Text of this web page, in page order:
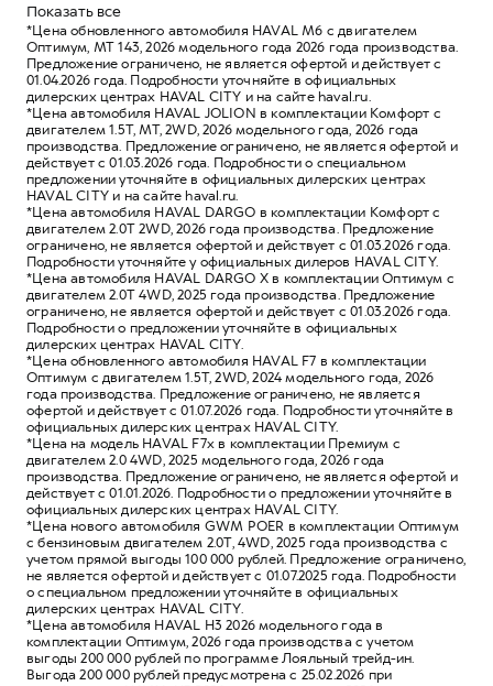
Показать все
*Цена обновленного автомобиля HAVAL M6 с двигателем
Оптимум, MT 143, 2026 модельного года 2026 года производства.
Предложение ограничено, не является офертой и действует с
01.04.2026 года. Подробности уточняйте в официальных
дилерских центрах HAVAL CITY и на сайте haval.ru.
*Цена автомобиля HAVAL JOLION в комплектации Комфорт с
двигателем 1.5Т, MT, 2WD, 2026 модельного года, 2026 года
производства. Предложение ограничено, не является офертой и
действует с 01.03.2026 года. Подробности о специальном
предложении уточняйте в официальных дилерских центрах
HAVAL CITY и на сайте haval.ru.
*Цена автомобиля HAVAL DARGO в комплектации Комфорт с
двигателем 2.0T 2WD, 2026 года производства. Предложение
ограничено, не является офертой и действует с 01.03.2026 года.
Подробности уточняйте у официальных дилеров HAVAL CITY.
*Цена автомобиля HAVAL DARGO X в комплектации Оптимум с
двигателем 2.0T 4WD, 2025 года производства. Предложение
ограничено, не является офертой и действует с 01.03.2026 года.
Подробности о предложении уточняйте в официальных
дилерских центрах HAVAL CITY.
*Цена обновленного автомобиля HAVAL F7 в комплектации
Оптимум с двигателем 1.5T, 2WD, 2024 модельного года, 2026
года производства. Предложение ограничено, не является
офертой и действует с 01.07.2026 года. Подробности уточняйте в
официальных дилерских центрах HAVAL CITY.
*Цена на модель HAVAL F7х в комплектации Премиум с
двигателем 2.0 4WD, 2025 модельного года, 2026 года
производства. Предложение ограничено, не является офертой и
действует с 01.01.2026. Подробности о предложении уточняйте в
официальных дилерских центрах HAVAL CITY.
*Цена нового автомобиля GWM POER в комплектации Оптимум
с бензиновым двигателем 2.0Т, 4WD, 2025 года производства с
учетом прямой выгоды 100 000 рублей. Предложение ограничено,
не является офертой и действует с 01.07.2025 года. Подробности
о специальном предложении уточняйте в официальных
дилерских центрах HAVAL CITY.
*Цена автомобиля HAVAL H3 2026 модельного года в
комплектации Оптимум, 2026 года производства с учетом
выгоды 200 000 рублей по программе Лояльный трейд-ин.
Выгода 200 000 рублей предусмотрена с 25.02.2026 при